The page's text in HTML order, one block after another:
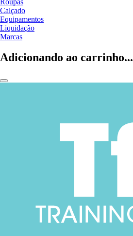
Roupas
Calçado
Equipamentos
Liquidação
Marcas
Adicionando ao carrinho...